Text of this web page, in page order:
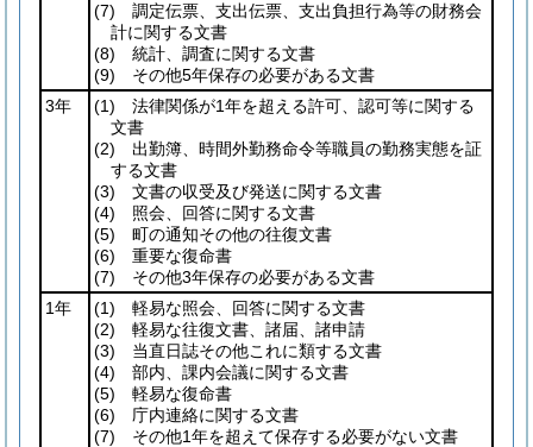
(7) 調定伝票、支出伝票、支出負担行為等の財務会
計に関する文書
(8) 統計、調査に関する文書
(9) その他5年保存の必要がある文書
3年
(1) 法律関係が1年を超える許可、認可等に関する
文書
(2) 出勤簿、時間外勤務命令等職員の勤務実態を証
する文書
(3) 文書の収受及び発送に関する文書
(4) 照会、回答に関する文書
(5) 町の通知その他の往復文書
(6) 重要な復命書
(7) その他3年保存の必要がある文書
1年
(1) 軽易な照会、回答に関する文書
(2) 軽易な往復文書、諸届、諸申請
(3) 当直日誌その他これに類する文書
(4) 部内、課内会議に関する文書
(5) 軽易な復命書
(6) 庁内連絡に関する文書
(7) その他1年を超えて保存する必要がない文書